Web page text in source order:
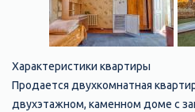
Характеристики квартиры
Продается двухкомнатная
двухэтажном, каменном доме с